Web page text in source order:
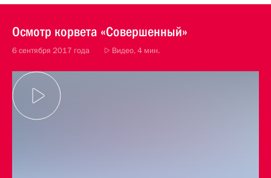
Осмотр корвета «Совершенный»
6 сентября 2017 года Видео, 4 мин.